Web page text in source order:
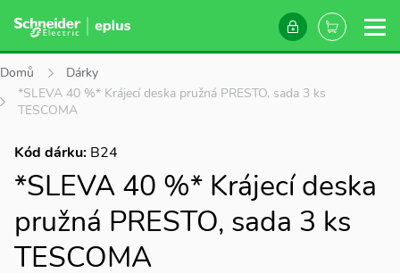
Domů
Dárky
*SLEVA 40 %* Krájecí deska pružná PRESTO, sada 3 ks
TESCOMA
Kód dárku: B24
*SLEVA 40 %* Krájecí deska
pružná PRESTO, sada 3 ks
TESCOMA